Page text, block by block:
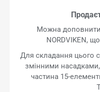
Можна
NORDVIKEN,
Для складання цього
змінними
частина 15-